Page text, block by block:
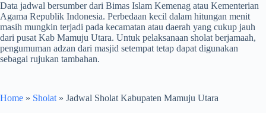
Data jadwal bersumber dari Bimas Islam Kemenag atau Kementerian
Agama Republik Indonesia. Perbedaan kecil dalam hitungan menit
masih mungkin terjadi pada kecamatan atau daerah yang cukup jauh
dari pusat Kab Mamuju Utara. Untuk pelaksanaan sholat berjamaah,
pengumuman adzan dari masjid setempat tetap dapat digunakan
sebagai rujukan tambahan.
Home » Sholat » Jadwal Sholat Kabupaten Mamuju Utara